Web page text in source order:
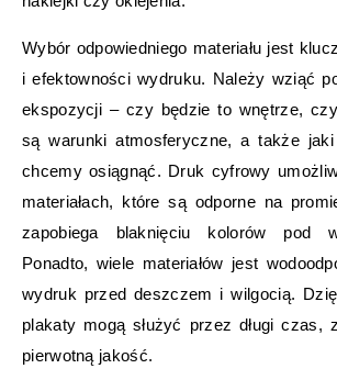
Wybór odpowiedniego materiału jest
i efektowności wydruku. Należy wziąć
ekspozycji – czy będzie to wnętrze,
są warunki atmosferyczne, a także
chcemy osiągnąć. Druk cyfrowy
materiałach, które są odporne na
zapobiega blaknięciu kolorów pod
Ponadto, wiele materiałów jest
wydruk przed deszczem i wilgocią.
plakaty mogą służyć przez długi czas,
pierwotną jakość.